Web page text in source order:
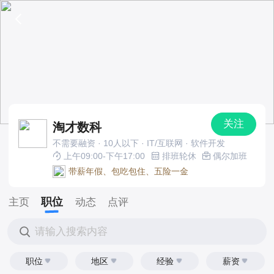
淘才数科 关注
不需要融资 · 10人以下 · IT/互联网 · 软件开发
上午09:00-下午17:00
排班轮休
偶尔加班
带薪年假、包吃包住、五险一金
主页 职位 动态 点评
请输入搜索内容
职位 地区 经验 薪资